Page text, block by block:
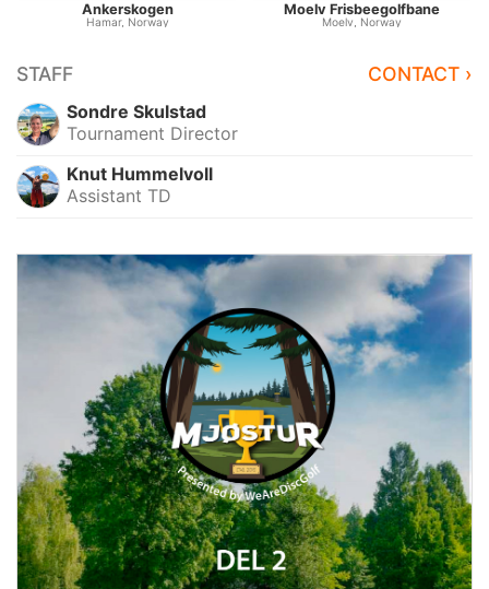
Ankerskogen
Hamar, Norway
Moelv Frisbeegolfbane
Moelv, Norway
STAFF CONTACT ›
Sondre Skulstad
Tournament Director
Knut Hummelvoll
Assistant TD